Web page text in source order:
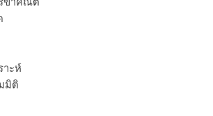
าะห์
มิติ